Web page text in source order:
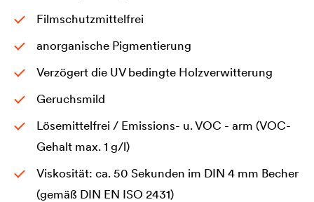
Filmschutzmittelfrei
anorganische Pigmentierung
Verzögert die UV bedingte Holzverwitterung
Geruchsmild
Lösemittelfrei / Emissions- u. VOC - arm (VOC-
Gehalt max. 1 g/l)
Viskosität: ca. 50 Sekunden im DIN 4 mm Becher
(gemäß DIN EN ISO 2431)